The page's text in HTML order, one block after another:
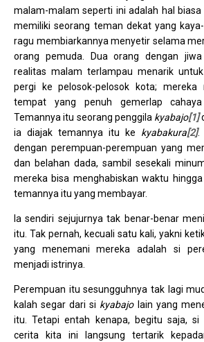
malam-malam seperti ini adalah hal biasa
memiliki seorang teman dekat yang
ragu membiarkannya menyetir selama
orang pemuda. Dua orang dengan
realitas malam terlampau menarik
pergi ke pelosok-pelosok kota;
tempat yang penuh gemerlap
Temannya itu seorang penggila kyabajo[1]
ia diajak temannya itu ke kyabakura[2].
dengan perempuan-perempuan yang
dan belahan dada, sambil sesekali
mereka bisa menghabiskan waktu
temannya itu yang membayar.
Ia sendiri sejujurnya tak benar-benar
itu. Tak pernah, kecuali satu kali, yakni
yang menemani mereka adalah si
menjadi istrinya.
Perempuan itu sesungguhnya tak lagi
kalah segar dari si kyabajolain yang
itu. Tetapi entah kenapa, begitu saja,
cerita kita ini langsung tertarik